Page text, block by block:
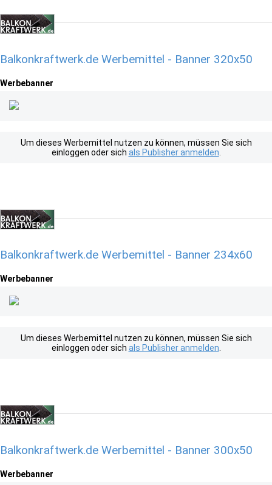
Balkonkraftwerk.de Werbemittel - Banner 320x50
Werbebanner
Um dieses Werbemittel nutzen zu können, müssen Sie sich
einloggen oder sich als Publisher anmelden
Balkonkraftwerk.de Werbemittel - Banner 234x60
Werbebanner
Um dieses Werbemittel nutzen zu können, müssen Sie sich
einloggen oder sich als Publisher anmelden
Balkonkraftwerk.de Werbemittel - Banner 300x50
Werbebanner